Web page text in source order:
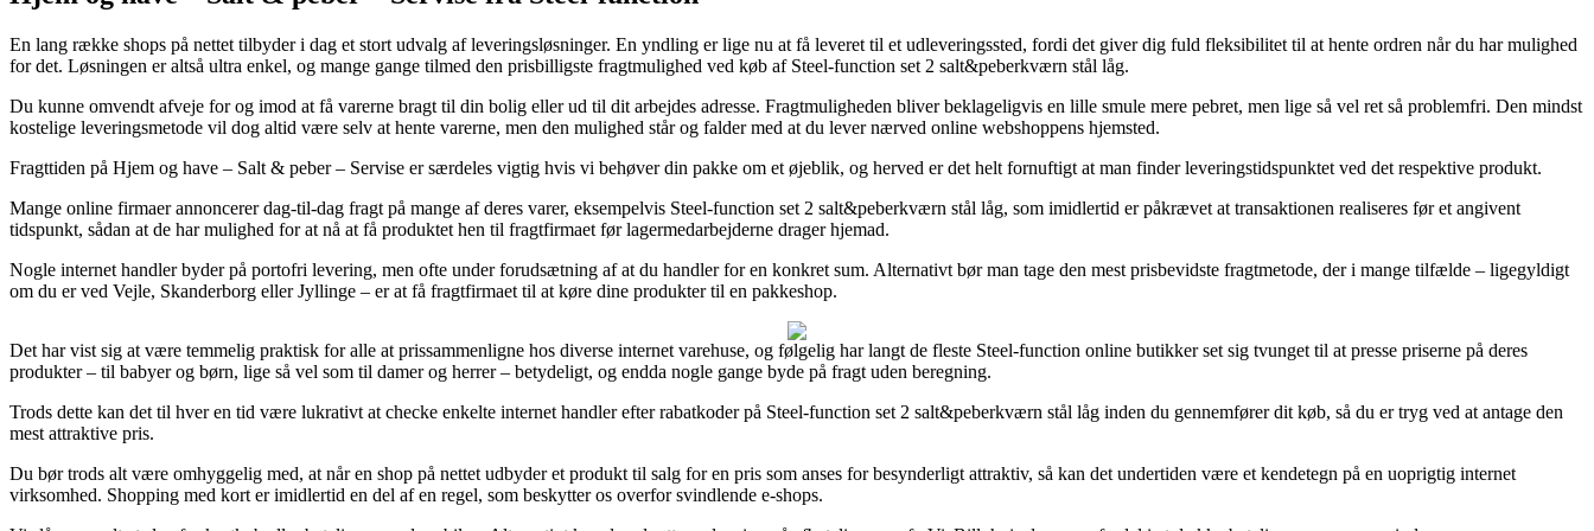
En lang række shops på nettet tilbyder i dag et stort udvalg af leveringsløsninger. En yndling er lige nu at få leveret til et udleveringssted, fordi det giver dig fuld fleksibilitet til at hente ordren når du har mulighed
for det. Løsningen er altså ultra enkel, og mange gange tilmed den prisbilligste fragtmulighed ved køb af Steel-function set 2 salt&peberkværn stål låg.
Du kunne omvendt afveje for og imod at få varerne bragt til din bolig eller ud til dit arbejdes adresse. Fragtmuligheden bliver beklageligvis en lille smule mere pebret, men lige så vel ret så problemfri. Den mindst
kostelige leveringsmetode vil dog altid være selv at hente varerne, men den mulighed står og falder med at du lever nærved online webshoppens hjemsted.
Fragttiden på Hjem og have – Salt & peber – Servise er særdeles vigtig hvis vi behøver din pakke om et øjeblik, og herved er det helt fornuftigt at man finder leveringstidspunktet ved det respektive produkt.
Mange online firmaer annoncerer dag-til-dag fragt på mange af deres varer, eksempelvis Steel-function set 2 salt&peberkværn stål låg, som imidlertid er påkrævet at transaktionen realiseres før et angivent
tidspunkt, sådan at de har mulighed for at nå at få produktet hen til fragtfirmaet før lagermedarbejderne drager hjemad.
Nogle internet handler byder på portofri levering, men ofte under forudsætning af at du handler for en konkret sum. Alternativt bør man tage den mest prisbevidste fragtmetode, der i mange tilfælde – ligegyldigt
om du er ved Vejle, Skanderborg eller Jyllinge – er at få fragtfirmaet til at køre dine produkter til en pakkeshop.
Det har vist sig at være temmelig praktisk for alle at prissammenligne hos diverse internet varehuse, og følgelig har langt de fleste Steel-function online butikker set sig tvunget til at presse priserne på deres
produkter – til babyer og børn, lige så vel som til damer og herrer – betydeligt, og endda nogle gange byde på fragt uden beregning.
Trods dette kan det til hver en tid være lukrativt at checke enkelte internet handler efter rabatkoder på Steel-function set 2 salt&peberkværn stål låg inden du gennemfører dit køb, så du er tryg ved at antage den
mest attraktive pris.
Du bør trods alt være omhyggelig med, at når en shop på nettet udbyder et produkt til salg for en pris som anses for besynderligt attraktiv, så kan det undertiden være et kendetegn på en uoprigtig internet
virksomhed. Shopping med kort er imidlertid en del af en regel, som beskytter os overfor svindlende e-shops.